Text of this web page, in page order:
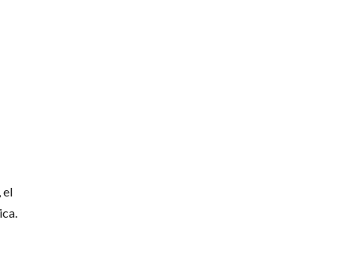
el